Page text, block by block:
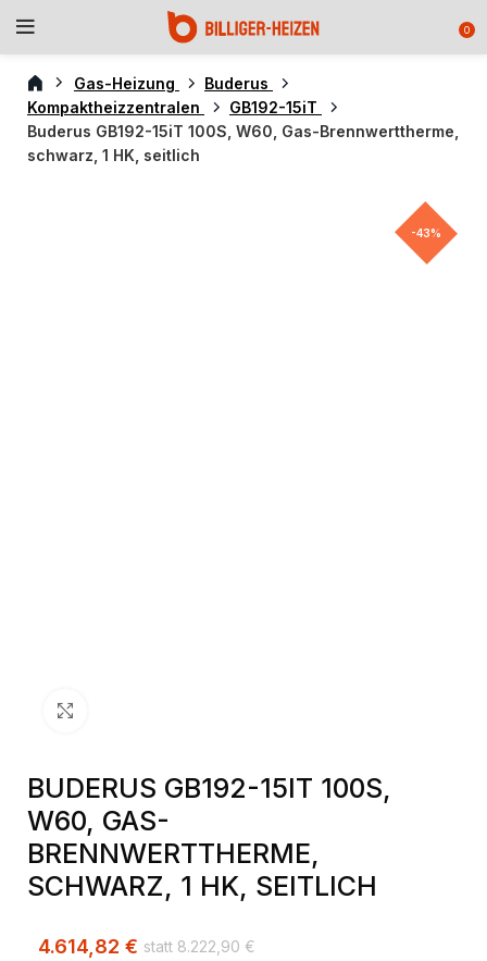
0
Gas-Heizung
Buderus
Kompaktheizzentralen
GB192-15iT
Buderus GB192-15iT 100S, W60, Gas-Brennwerttherme,
schwarz, 1 HK, seitlich
-43%
BUDERUS GB192-15IT 100S,
W60, GAS-
BRENNWERTTHERME,
SCHWARZ, 1 HK, SEITLICH
8.222,90 €
4.614,82 €